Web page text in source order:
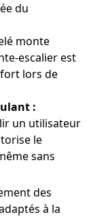
du
monte
escalier est
lors de
:
un utilisateur
le
sans
des
à la